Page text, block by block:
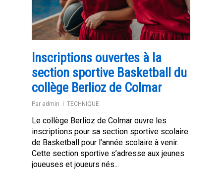
Inscriptions ouvertes à la
section sportive Basketball du
collège Berlioz de Colmar
Par admin TECHNIQUE
Le collège Berlioz de Colmar ouvre les
inscriptions pour sa section sportive scolaire
de Basketball pour l’année scolaire à venir.
Cette section sportive s’adresse aux jeunes
joueuses et joueurs nés...